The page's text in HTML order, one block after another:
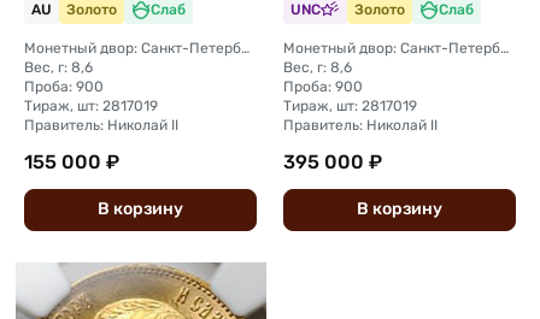
AU Золото Слаб
Монетный двор: Санкт-Петербургский монетный двор
Вес, г: 8,6
Проба: 900
Тираж, шт: 2817019
Правитель: Николай II
155 000 ₽
В корзину
UNC Золото Слаб
Монетный двор: Санкт-Петербургский монетный двор
Вес, г: 8,6
Проба: 900
Тираж, шт: 2817019
Правитель: Николай II
395 000 ₽
В корзину